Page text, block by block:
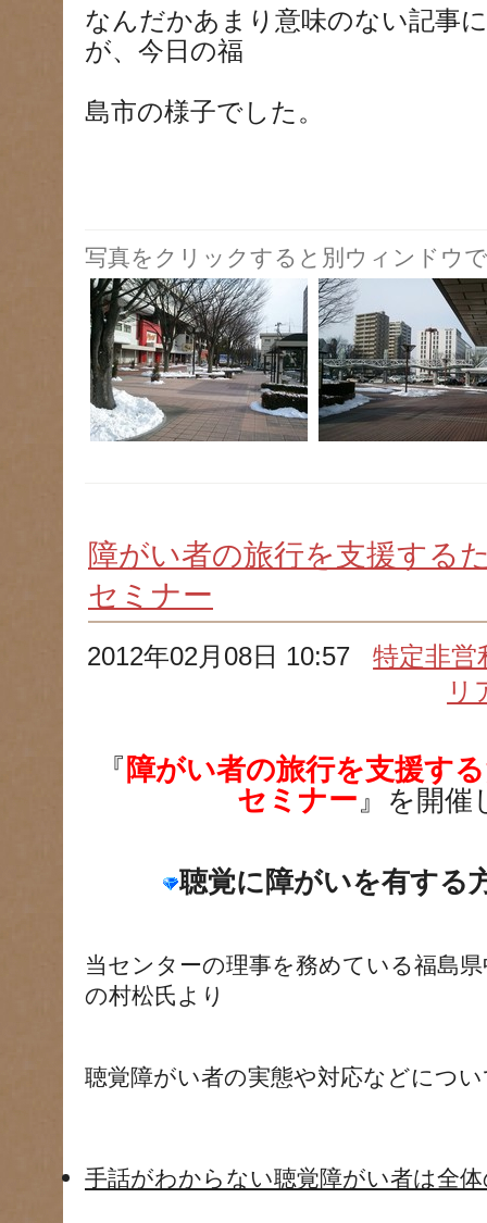
なんだかあまり意味のない記事
が、今日の福
島市の様子でした。
写真をクリックすると別ウィンドウ
障がい者の旅行を支援する
セミナー
2012年02月08日 10:57特定非
リ
『 障がい者の旅行を支援す
セミナー 』 を開催
聴覚に障がいを有する
当センターの理事を務めている福島
の村松氏より
聴覚障がい者の実態や対応などにつ
手話がわからない聴覚障がい者は全